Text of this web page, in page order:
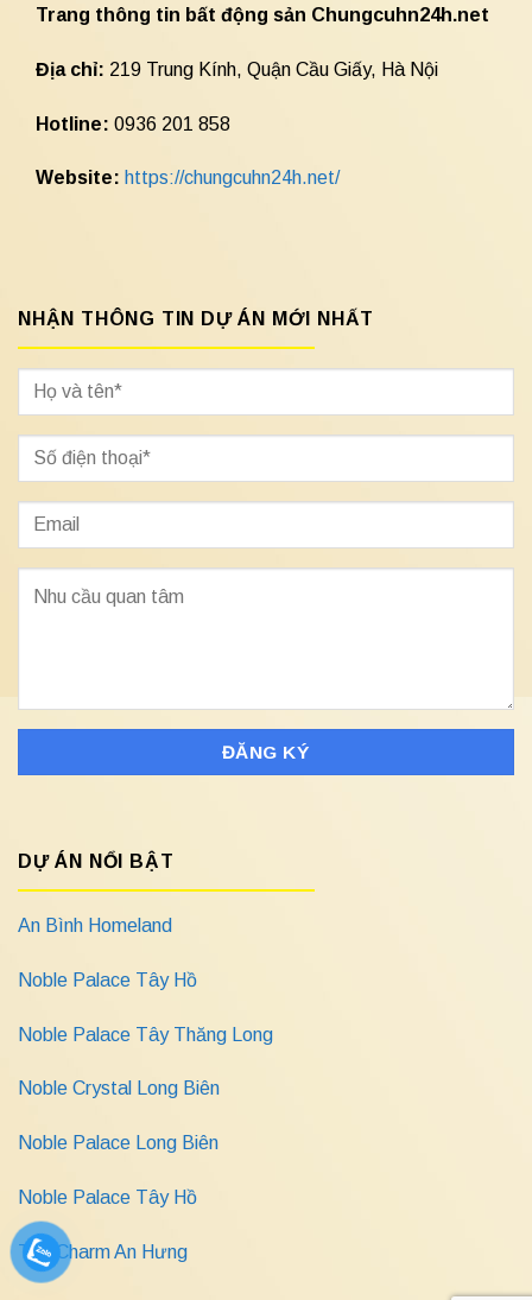
Trang thông tin bất động sản Chungcuhn24h.net
Địa chỉ: 219 Trung Kính, Quận Cầu Giấy, Hà Nội
Hotline: 0936 201 858
Website: https://chungcuhn24h.net/
NHẬN THÔNG TIN DỰ ÁN MỚI NHẤT
DỰ ÁN NỔI BẬT
An Bình Homeland
Noble Palace Tây Hồ
Noble Palace Tây Thăng Long
Noble Crystal Long Biên
Noble Palace Long Biên
Noble Palace Tây Hồ
The Charm An Hưng